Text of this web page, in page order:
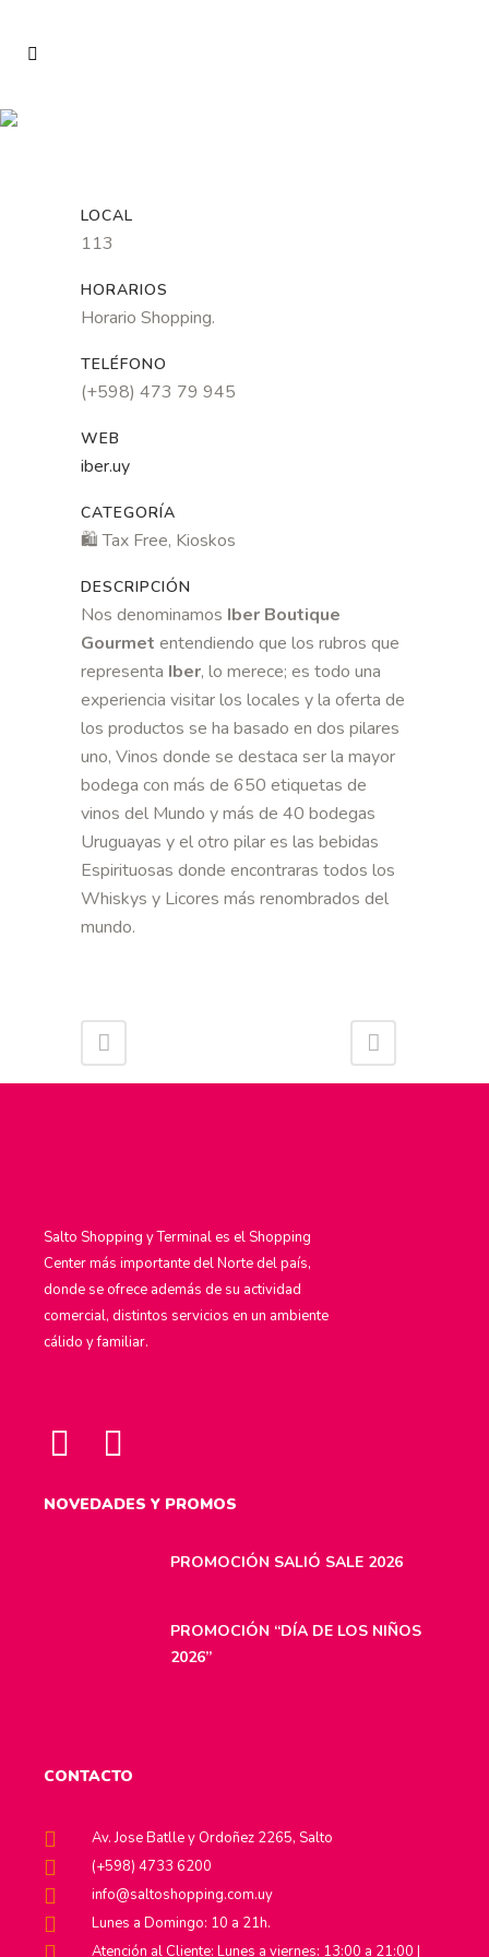
LOCAL
113
HORARIOS
Horario Shopping.
TELÉFONO
(+598) 473 79 945
WEB
iber.uy
CATEGORÍA
🛍 Tax Free, Kioskos
DESCRIPCIÓN
Nos denominamos Iber Boutique
Gourmet entendiendo que los rubros que
representa Iber, lo merece; es todo una
experiencia visitar los locales y la oferta de
los productos se ha basado en dos pilares
uno, Vinos donde se destaca ser la mayor
bodega con más de 650 etiquetas de
vinos del Mundo y más de 40 bodegas
Uruguayas y el otro pilar es las bebidas
Espirituosas donde encontraras todos los
Whiskys y Licores más renombrados del
mundo.
Salto Shopping y Terminal es el Shopping
Center más importante del Norte del país,
donde se ofrece además de su actividad
comercial, distintos servicios en un ambiente
cálido y familiar.
NOVEDADES Y PROMOS
PROMOCIÓN SALIÓ SALE 2026
PROMOCIÓN “DÍA DE LOS NIÑOS
2026”
CONTACTO
Av. Jose Batlle y Ordoñez 2265, Salto
(+598) 4733 6200
info@saltoshopping.com.uy
Lunes a Domingo: 10 a 21h.
Atención al Cliente: Lunes a viernes: 13:00 a 21:00 |